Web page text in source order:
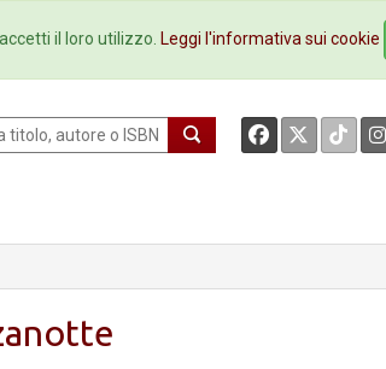
Ebookstore Contatti
il loro utilizzo. Leggi l'informativa sui cookie